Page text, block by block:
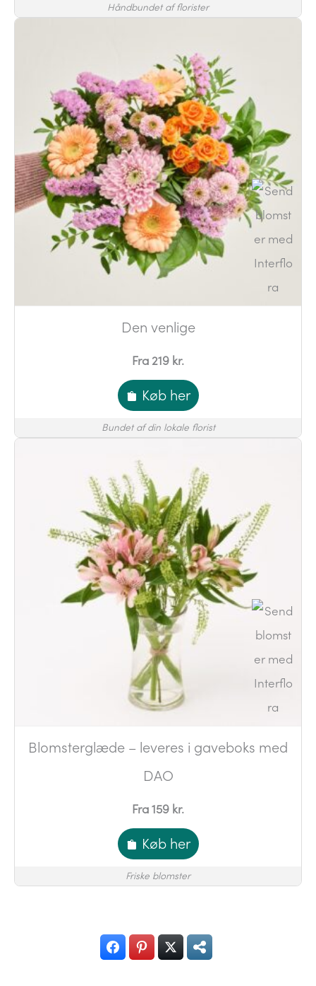
Håndbundet af florister
Den venlige
Fra 219 kr.
Køb her
Bundet af din lokale florist
Blomsterglæde – leveres i gaveboks med
DAO
Fra 159 kr.
Køb her
Friske blomster